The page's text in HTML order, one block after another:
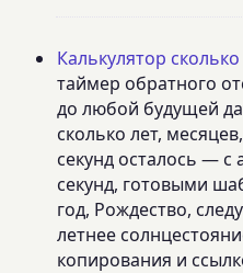
Калькулятор
таймер обратного
до любой будущей
сколько лет,
секунд осталось —
секунд, готовыми
год, Рождество,
летнее
копирования и